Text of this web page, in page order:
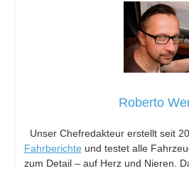
Roberto
Unser Chefredakteur erstellt seit
Fahrberichte und testet alle
zum Detail – auf Herz und Nieren.